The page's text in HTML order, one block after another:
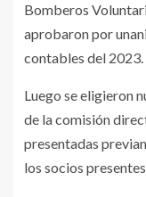
Bomberos
aprobaron por
contables del 2023.
Luego se eligieron
de la comisión
presentadas
los socios